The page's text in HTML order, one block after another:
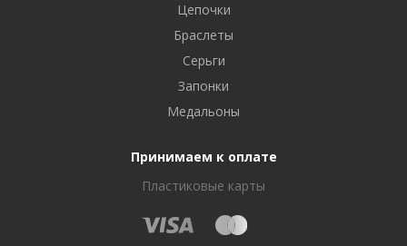
Цепочки
Браслеты
Серьги
Запонки
Медальоны
Принимаем к оплате
Пластиковые карты